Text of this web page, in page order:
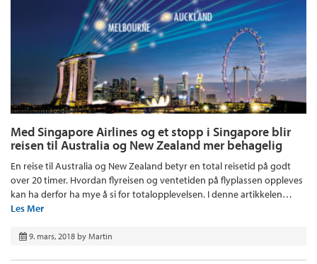
Med Singapore Airlines og et stopp i Singapore blir
reisen til Australia og New Zealand mer behagelig
En reise til Australia og New Zealand betyr en total reisetid på godt
over 20 timer. Hvordan flyreisen og ventetiden på flyplassen oppleves
kan ha derfor ha mye å si for totalopplevelsen. I denne artikkelen…
Les Mer
9. mars, 2018 by Martin